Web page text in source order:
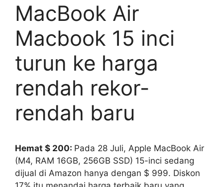
MacBook Air
Macbook 15 inci
turun ke harga
rendah rekor-
rendah baru
Hemat $ 200: Pada 28 Juli, Apple MacBook Air
(M4, RAM 16GB, 256GB SSD) 15-inci sedang
dijual di Amazon hanya dengan $ 999. Diskon